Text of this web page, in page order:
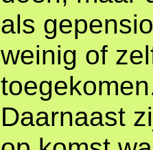
als
weinig of
Daarnaast